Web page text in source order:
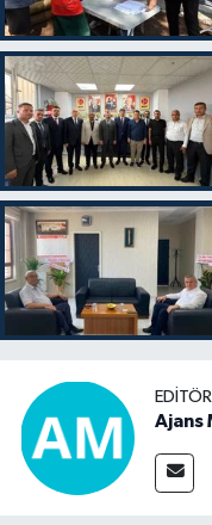
Ajans